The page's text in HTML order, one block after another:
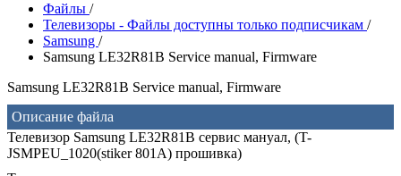
Файлы /
Телевизоры - Файлы доступны только подписчикам /
Samsung /
Samsung LE32R81B Service manual, Firmware
Samsung LE32R81B Service manual, Firmware
Описание файла
Телевизор Samsung LE32R81B сервис мануал, (T-
JSMPEU_1020(stiker 801A) прошивка)